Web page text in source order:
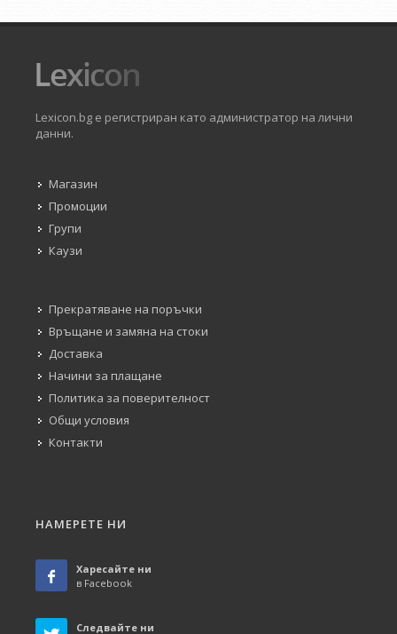
Lexicon.bg е регистриран като администратор на лични
данни.
Магазин
Промоции
Групи
Каузи
Прекратяване на поръчки
Връщане и замяна на стоки
Доставка
Начини за плащане
Политика за поверителност
Общи условия
Контакти
НАМЕРЕТЕ НИ
Харесайте ни
в Facebook
Следвайте ни